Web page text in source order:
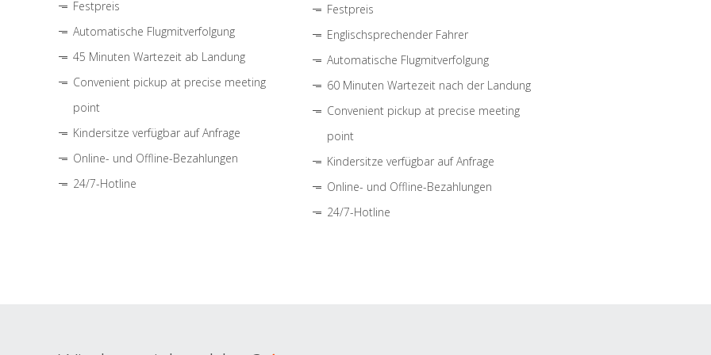
Festpreis
Automatische Flugmitverfolgung
45 Minuten Wartezeit ab Landung
Convenient pickup at precise meeting
point
Kindersitze verfügbar auf Anfrage
Online- und Offline-Bezahlungen
24/7-Hotline
Festpreis
Englischsprechender Fahrer
Automatische Flugmitverfolgung
60 Minuten Wartezeit nach der Landung
Convenient pickup at precise meeting
point
Kindersitze verfügbar auf Anfrage
Online- und Offline-Bezahlungen
24/7-Hotline